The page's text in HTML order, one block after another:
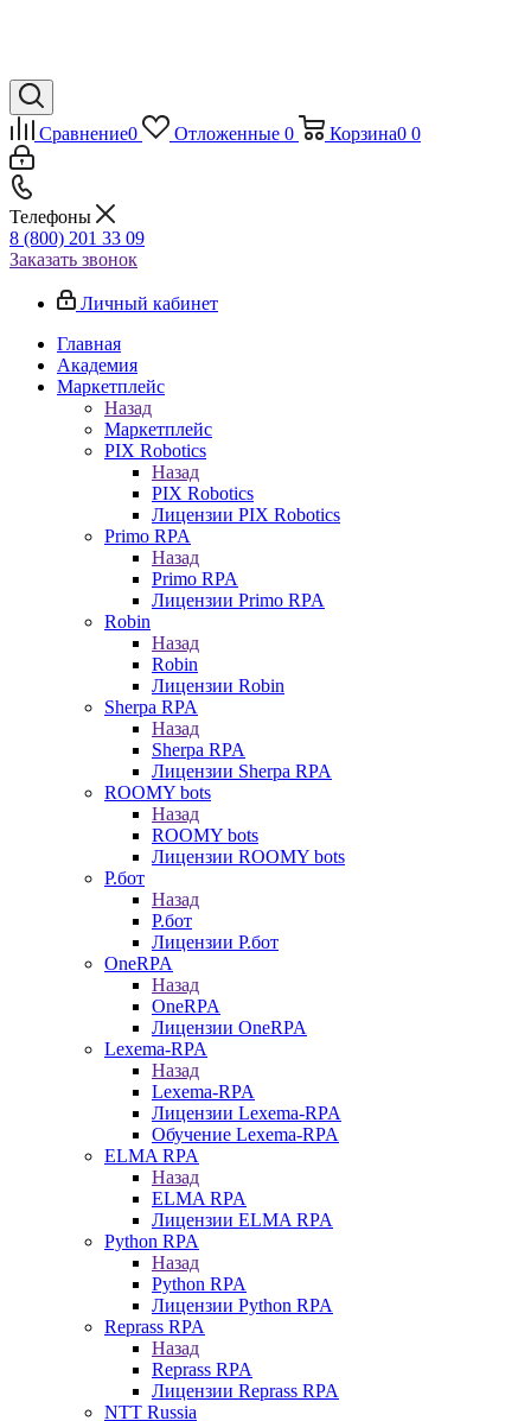
Сравнение0 Отложенные 0 Корзина0 0
Телефоны
8 (800) 201 33 09
Заказать звонок
Личный кабинет
Главная
Академия
Маркетплейс
Назад
Маркетплейс
PIX Robotics
Назад
PIX Robotics
Лицензии PIX Robotics
Primo RPA
Назад
Primo RPA
Лицензии Primo RPA
Robin
Назад
Robin
Лицензии Robin
Sherpa RPA
Назад
Sherpa RPA
Лицензии Sherpa RPA
ROOMY bots
Назад
ROOMY bots
Лицензии ROOMY bots
Р.бот
Назад
Р.бот
Лицензии Р.бот
OneRPA
Назад
OneRPA
Лицензии OneRPA
Lexema-RPA
Назад
Lexema-RPA
Лицензии Lexema-RPA
Обучение Lexema-RPA
ELMA RPA
Назад
ELMA RPA
Лицензии ELMA RPA
Python RPA
Назад
Python RPA
Лицензии Python RPA
Reprass RPA
Назад
Reprass RPA
Лицензии Reprass RPA
NTT Russia